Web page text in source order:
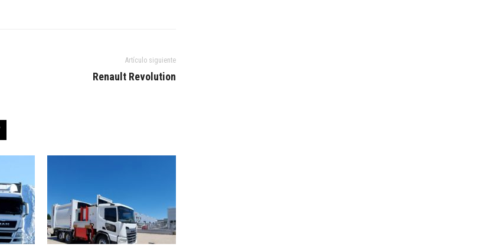
Artículo siguiente
Renault Revolution